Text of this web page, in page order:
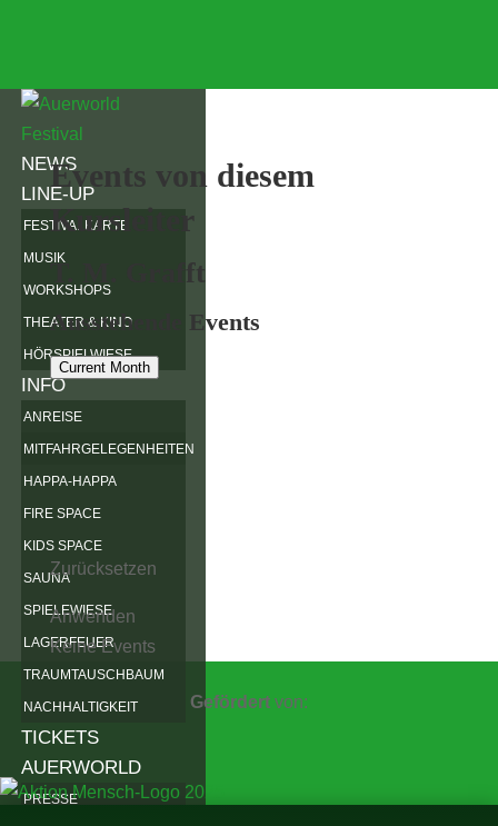
NEWS
LINE-UP
FESTIVALKARTE
MUSIK
WORKSHOPS
THEATER & KINO
HÖRSPIELWIESE
INFO
ANREISE
MITFAHRGELEGENHEITEN
HAPPA-HAPPA
FIRE SPACE
KIDS SPACE
SAUNA
SPIELEWIESE
LAGERFEUER
TRAUMTAUSCHBAUM
NACHHALTIGKEIT
TICKETS
AUERWORLD
PRESSE
Events von diesem
Kursleiter
T. M. Grafft
Ausstehende Events
Current Month
Zurücksetzen
Anwenden
Keine Events
Gefördert von: